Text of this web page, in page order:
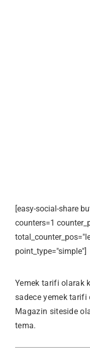
[easy-social-share
counters=1
point_type="simple"]
Yemek tarifi olarak
sadece yemek tarifi
Magazin siteside
tema.